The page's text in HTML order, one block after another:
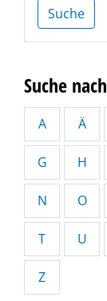
Suche
Suche
A Ä
G H
N O
T U
Z